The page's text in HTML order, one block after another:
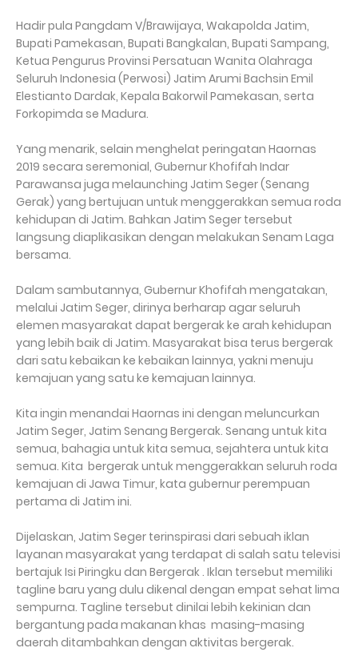
Hadir pula Pangdam V/Brawijaya, Wakapolda Jatim,
Bupati Pamekasan, Bupati Bangkalan, Bupati Sampang,
Ketua Pengurus Provinsi Persatuan Wanita Olahraga
Seluruh Indonesia (Perwosi) Jatim Arumi Bachsin Emil
Elestianto Dardak, Kepala Bakorwil Pamekasan, serta
Forkopimda se Madura.
Yang menarik, selain menghelat peringatan Haornas
2019 secara seremonial, Gubernur Khofifah Indar
Parawansa juga melaunching Jatim Seger (Senang
Gerak) yang bertujuan untuk menggerakkan semua roda
kehidupan di Jatim. Bahkan Jatim Seger tersebut
langsung diaplikasikan dengan melakukan Senam Laga
bersama.
Dalam sambutannya, Gubernur Khofifah mengatakan,
melalui Jatim Seger, dirinya berharap agar seluruh
elemen masyarakat dapat bergerak ke arah kehidupan
yang lebih baik di Jatim. Masyarakat bisa terus bergerak
dari satu kebaikan ke kebaikan lainnya, yakni menuju
kemajuan yang satu ke kemajuan lainnya.
Kita ingin menandai Haornas ini dengan meluncurkan
Jatim Seger, Jatim Senang Bergerak. Senang untuk kita
semua, bahagia untuk kita semua, sejahtera untuk kita
semua. Kita bergerak untuk menggerakkan seluruh roda
kemajuan di Jawa Timur, kata gubernur perempuan
pertama di Jatim ini.
Dijelaskan, Jatim Seger terinspirasi dari sebuah iklan
layanan masyarakat yang terdapat di salah satu televisi
bertajuk Isi Piringku dan Bergerak . Iklan tersebut memiliki
tagline baru yang dulu dikenal dengan empat sehat lima
sempurna. Tagline tersebut dinilai lebih kekinian dan
bergantung pada makanan khas masing-masing
daerah ditambahkan dengan aktivitas bergerak.